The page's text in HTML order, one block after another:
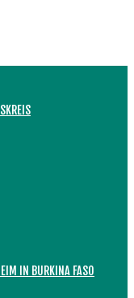
IN BURKINA FASO